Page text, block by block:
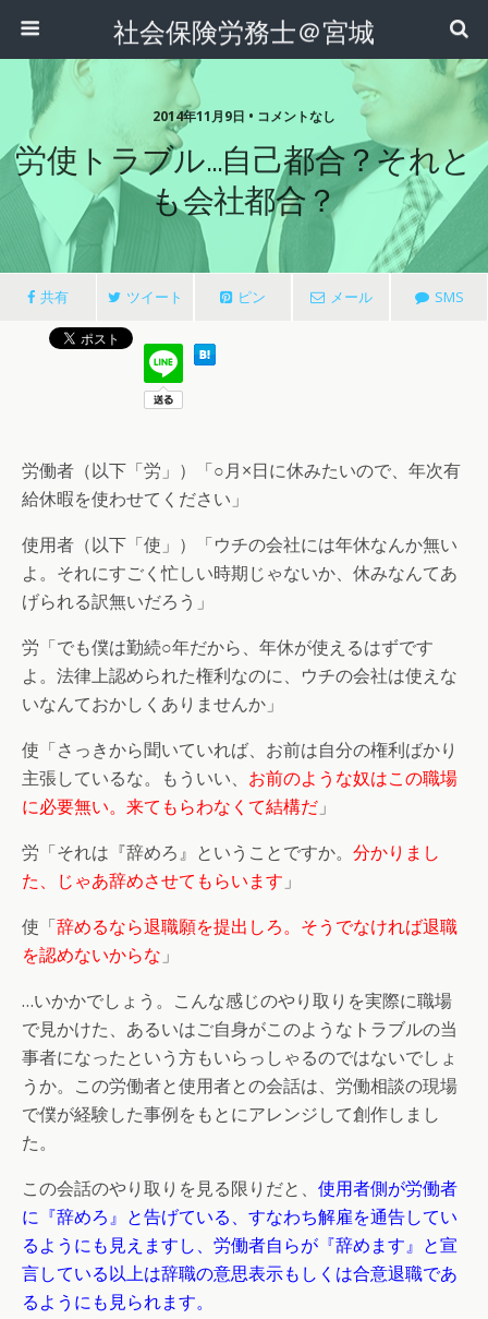
社会保険労務士＠宮城
2014年11月9日 • コメントなし
労使トラブル…自己都合？それと
も会社都合？
共有 ツイート ピン メール SMS
労働者（以下「労」）「○月×日に休みたいので、年次有
給休暇を使わせてください」
使用者（以下「使」）「ウチの会社には年休なんか無い
よ。それにすごく忙しい時期じゃないか、休みなんてあ
げられる訳無いだろう」
労「でも僕は勤続○年だから、年休が使えるはずです
よ。法律上認められた権利なのに、ウチの会社は使えな
いなんておかしくありませんか」
使「さっきから聞いていれば、お前は自分の権利ばかり
主張しているな。もういい、 お前のような奴はこの職場
に必要無い。来てもらわなくて結構だ 」
労「それは『辞めろ』ということですか。 分かりまし
た、じゃあ辞めさせてもらいます 」
使「辞めるなら退職願を提出しろ。そうでなければ退職
を認めないからな 」
…いかかでしょう。こんな感じのやり取りを実際に職場
で見かけた、あるいはご自身がこのようなトラブルの当
事者になったという方もいらっしゃるのではないでしょ
うか。この労働者と使用者との会話は、労働相談の現場
で僕が経験した事例をもとにアレンジして創作しまし
た。
この会話のやり取りを見る限りだと、 使用者側が労働者
に『辞めろ』と告げている、すなわち解雇を通告してい
るようにも見えますし、労働者自らが『辞めます』と宣
言している以上は辞職の意思表示もしくは合意退職であ
るようにも見られます。